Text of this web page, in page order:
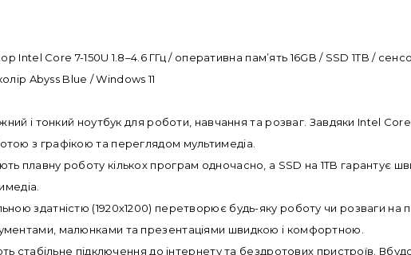
Core 7-150U 1.8–4.6 ГГц / оперативна пам’ять 16GB / SSD 1TB /
Abyss Blue / Windows 11
і тонкий ноутбук для роботи, навчання та розваг. Завдяки Intel
з графікою та переглядом мультимедіа.
плавну роботу кількох програм одночасно, а SSD на 1TB гарантує
здатністю (1920х1200) перетворює будь-яку роботу чи розваги на
малюнками та презентаціями швидкою і комфортною.
стабільне підключення до інтернету та бездротових пристроїв.